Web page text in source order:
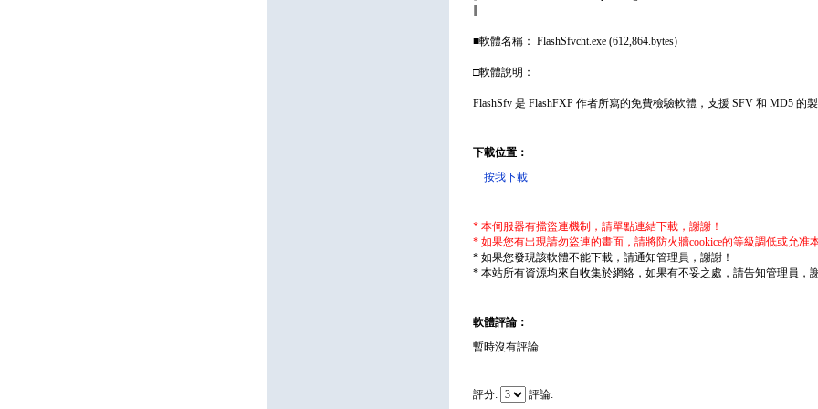
■軟體名稱： FlashSfvcht.exe (612,864.bytes)
□軟體說明：
FlashSfv 是 FlashFXP 作者所寫的免費檢驗軟體，支援 SFV 和 MD5 的製
下載位置：
按我下載
* 本伺服器有擋盜連機制，請單點連結下載，謝謝！
* 如果您有出現請勿盜連的畫面，請將防火牆cookice的等級調低或允准
* 如果您發現該軟體不能下載，請通知管理員，謝謝！
* 本站所有資源均來自收集於網絡，如果有不妥之處，請告知管理員，
軟體評論：
暫時沒有評論
評分: 評論: